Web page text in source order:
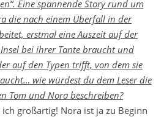
Eine spannende Story rund um
die nach einem Überfall in der
erstmal eine Auszeit auf der
bei ihrer Tante braucht und
auf den Typen trifft, von dem sie
wie würdest du dem Leser die
Tom und Nora beschreiben?
großartig! Nora ist ja zu Beginn